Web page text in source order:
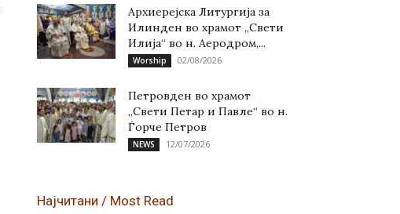
Архиерејска Литургија за
Илинден во храмот „Свети
Илија“ во н. Аеродром,...
Worship 02/08/2026
Петровден во храмот
„Свети Петар и Павле“ во н.
Ѓорче Петров
NEWS 12/07/2026
Најчитани / Most Read